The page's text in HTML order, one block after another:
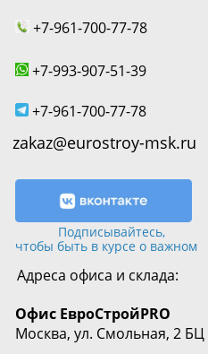
+7-961-700-77-78
+7-993-907-51-39
+7-961-700-77-78
zakaz@eurostroy-msk.ru
Подписывайтесь,
чтобы быть в курсе о важном
Адреса офиса и склада:
Офис ЕвроСтройPRO
Москва, ул. Смольная, 2 БЦ